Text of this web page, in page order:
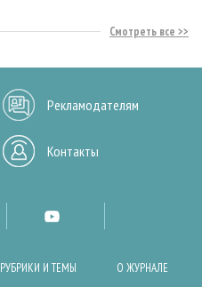
Смотреть все
Рекламодателям
Контакты
РУБРИКИ И ТЕМЫ О ЖУРНАЛЕ